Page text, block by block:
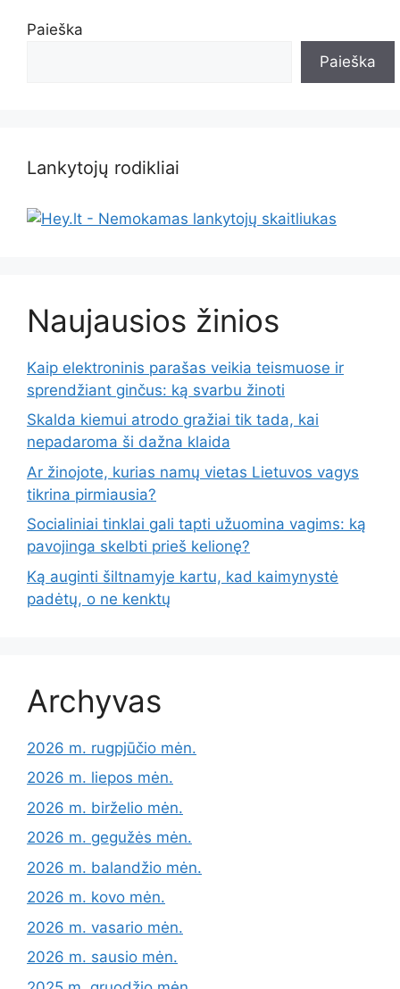
Paieška
Paieška
Lankytojų rodikliai
Naujausios žinios
Kaip elektroninis parašas veikia teismuose ir
sprendžiant ginčus: ką svarbu žinoti
Skalda kiemui atrodo gražiai tik tada, kai
nepadaroma ši dažna klaida
Ar žinojote, kurias namų vietas Lietuvos vagys
tikrina pirmiausia?
Socialiniai tinklai gali tapti užuomina vagims: ką
pavojinga skelbti prieš kelionę?
Ką auginti šiltnamyje kartu, kad kaimynystė
padėtų, o ne kenktų
Archyvas
2026 m. rugpjūčio mėn.
2026 m. liepos mėn.
2026 m. birželio mėn.
2026 m. gegužės mėn.
2026 m. balandžio mėn.
2026 m. kovo mėn.
2026 m. vasario mėn.
2026 m. sausio mėn.